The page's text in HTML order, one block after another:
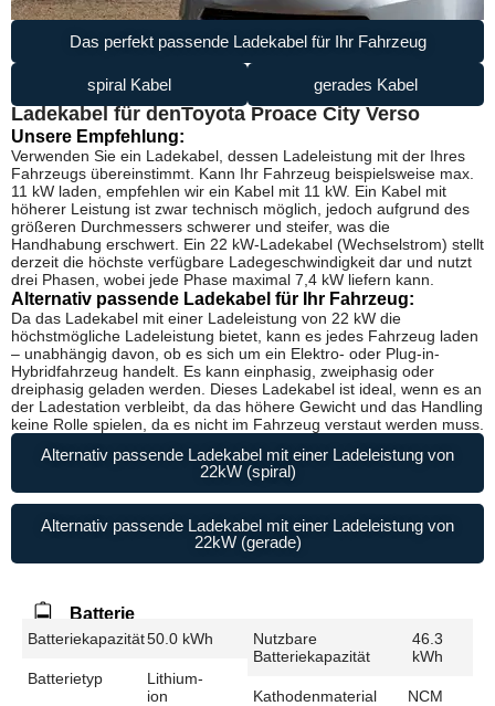
Das perfekt passende Ladekabel für Ihr Fahrzeug
spiral Kabel gerades Kabel
Ladekabel für denToyota Proace City Verso
Unsere Empfehlung:
Verwenden Sie ein Ladekabel, dessen Ladeleistung mit der Ihres
Fahrzeugs übereinstimmt. Kann Ihr Fahrzeug beispielsweise max.
11 kW laden, empfehlen wir ein Kabel mit 11 kW. Ein Kabel mit
höherer Leistung ist zwar technisch möglich, jedoch aufgrund des
größeren Durchmessers schwerer und steifer, was die
Handhabung erschwert. Ein 22 kW-Ladekabel (Wechselstrom) stellt
derzeit die höchste verfügbare Ladegeschwindigkeit dar und nutzt
drei Phasen, wobei jede Phase maximal 7,4 kW liefern kann.
Alternativ passende Ladekabel für Ihr Fahrzeug:
Da das Ladekabel mit einer Ladeleistung von 22 kW die
höchstmögliche Ladeleistung bietet, kann es jedes Fahrzeug laden
– unabhängig davon, ob es sich um ein Elektro- oder Plug-in-
Hybridfahrzeug handelt. Es kann einphasig, zweiphasig oder
dreiphasig geladen werden. Dieses Ladekabel ist ideal, wenn es an
der Ladestation verbleibt, da das höhere Gewicht und das Handling
keine Rolle spielen, da es nicht im Fahrzeug verstaut werden muss.
Alternativ passende Ladekabel mit einer Ladeleistung von
22kW (spiral)
Alternativ passende Ladekabel mit einer Ladeleistung von
22kW (gerade)
Batterie
Batteriekapazität50.0 kWh
Batterietyp
Lithium-
ion
Nutzbare
Batteriekapazität
46.3
kWh
Kathodenmaterial NCM